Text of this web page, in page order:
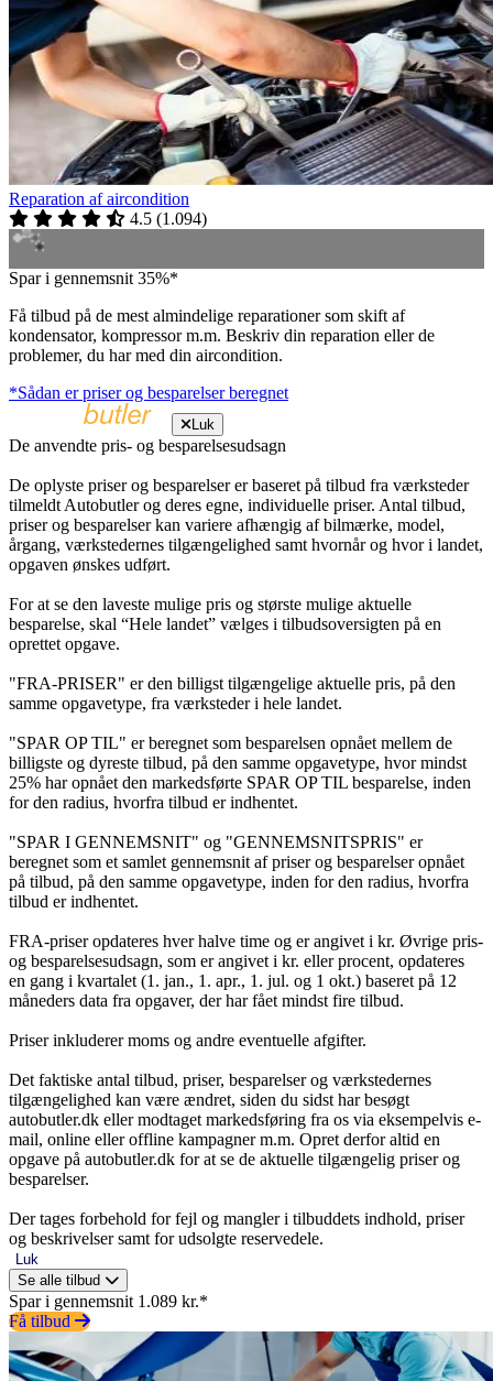
Reparation af aircondition
4.5 (1.094)
Spar i gennemsnit 35%*
Få tilbud på de mest almindelige reparationer som skift af
kondensator, kompressor m.m. Beskriv din reparation eller de
problemer, du har med din aircondition.
*Sådan er priser og besparelser beregnet
Luk
De anvendte pris- og besparelsesudsagn
De oplyste priser og besparelser er baseret på tilbud fra værksteder
tilmeldt Autobutler og deres egne, individuelle priser. Antal tilbud,
priser og besparelser kan variere afhængig af bilmærke, model,
årgang, værkstedernes tilgængelighed samt hvornår og hvor i landet,
opgaven ønskes udført.
For at se den laveste mulige pris og største mulige aktuelle
besparelse, skal “Hele landet” vælges i tilbudsoversigten på en
oprettet opgave.
"FRA-PRISER" er den billigst tilgængelige aktuelle pris, på den
samme opgavetype, fra værksteder i hele landet.
"SPAR OP TIL" er beregnet som besparelsen opnået mellem de
billigste og dyreste tilbud, på den samme opgavetype, hvor mindst
25% har opnået den markedsførte SPAR OP TIL besparelse, inden
for den radius, hvorfra tilbud er indhentet.
"SPAR I GENNEMSNIT" og "GENNEMSNITSPRIS" er
beregnet som et samlet gennemsnit af priser og besparelser opnået
på tilbud, på den samme opgavetype, inden for den radius, hvorfra
tilbud er indhentet.
FRA-priser opdateres hver halve time og er angivet i kr. Øvrige pris-
og besparelsesudsagn, som er angivet i kr. eller procent, opdateres
en gang i kvartalet (1. jan., 1. apr., 1. jul. og 1 okt.) baseret på 12
måneders data fra opgaver, der har fået mindst fire tilbud.
Priser inkluderer moms og andre eventuelle afgifter.
Det faktiske antal tilbud, priser, besparelser og værkstedernes
tilgængelighed kan være ændret, siden du sidst har besøgt
autobutler.dk eller modtaget markedsføring fra os via eksempelvis e-
mail, online eller offline kampagner m.m. Opret derfor altid en
opgave på autobutler.dk for at se de aktuelle tilgængelig priser og
besparelser.
Der tages forbehold for fejl og mangler i tilbuddets indhold, priser
og beskrivelser samt for udsolgte reservedele.
Luk
Se alle tilbud
Spar i gennemsnit 1.089 kr.*
Få tilbud